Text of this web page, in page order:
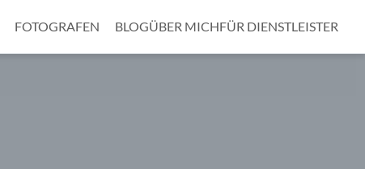
FOTOGRAFEN BLOGÜBER MICHFÜR DIENSTLEISTER